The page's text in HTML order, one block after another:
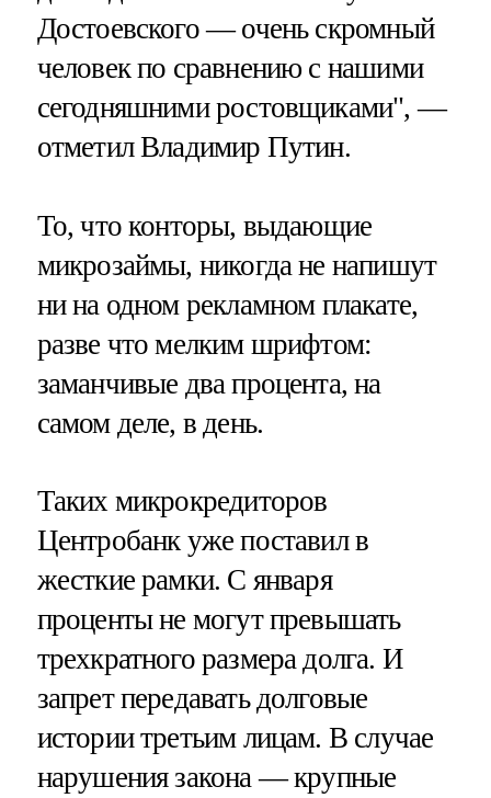
Достоевского — очень скромный
человек по сравнению с нашими
сегодняшними ростовщиками", —
отметил Владимир Путин.
То, что конторы, выдающие
микрозаймы, никогда не напишут
ни на одном рекламном плакате,
разве что мелким шрифтом:
заманчивые два процента, на
самом деле, в день.
Таких микрокредиторов
Центробанк уже поставил в
жесткие рамки. С января
проценты не могут превышать
трехкратного размера долга. И
запрет передавать долговые
истории третьим лицам. В случае
нарушения закона — крупные